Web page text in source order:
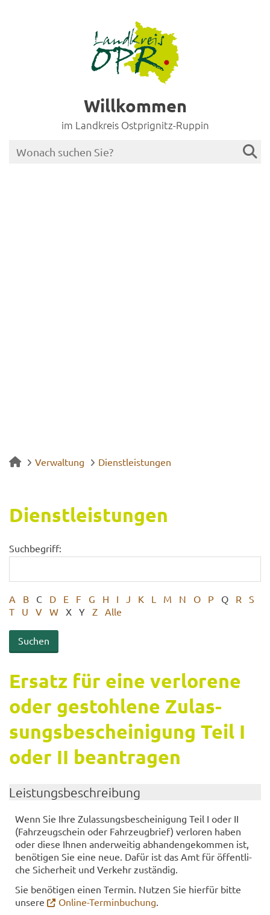
Willkommen
im Landkreis Ostprignitz-Ruppin
Verwaltung Dienstleistungen
Dienst­leis­tun­gen
Suchbegriff:
A B C D E F G H I J K L M N O P Q R
S
T
U V W X Y Z Alle
Er­satz für eine ver­lo­re­ne
oder ge­stoh­le­ne Zu­las­
sungs­be­schei­ni­gung Teil I
oder II be­an­tra­gen
Leis­tungs­be­schrei­bung
Wenn Sie Ihre Zu­las­sungs­be­schei­ni­gung Teil I oder II
(Fahr­zeug­schein oder Fahr­zeug­brief) ver­lo­ren haben
oder diese Ihnen an­der­wei­tig ab­han­den­ge­kom­men ist,
be­nö­ti­gen Sie eine neue. Dafür ist das Amt für öf­fent­li­
che Si­cher­heit und Ver­kehr zu­stän­dig.
Sie be­nö­ti­gen einen Ter­min. Nut­zen Sie hier­für bitte
un­se­re
Online-​Terminbuchung.